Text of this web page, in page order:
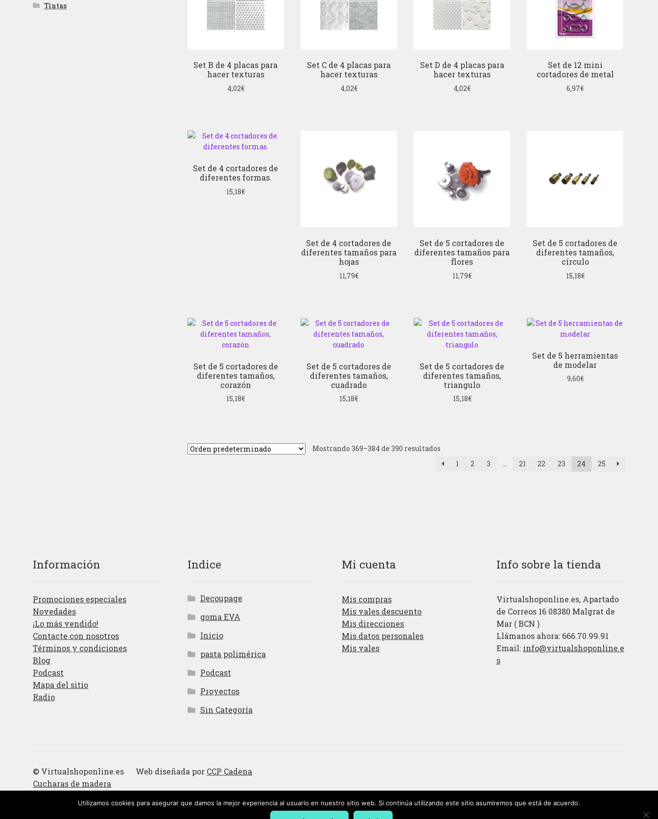
Set B de 4 placas para
hacer texturas
4,02€
Set C de 4 placas para
hacer texturas
4,02€
Set D de 4 placas para
hacer texturas
4,02€
Set de 12 mini
cortadores de metal
6,97€
Set de 4 cortadores de
diferentes formas.
15,18€
Set de 4 cortadores de
diferentes tamaños para
hojas
11,79€
Set de 5 cortadores de
diferentes tamaños para
flores
11,79€
Set de 5 cortadores de
diferentes tamaños,
círculo
15,18€
Set de 5 cortadores de
diferentes tamaños,
corazón
15,18€
Set de 5 cortadores de
diferentes tamaños,
cuadrado
15,18€
Set de 5 cortadores de
diferentes tamaños,
triangulo
15,18€
Set de 5 herramientas
de modelar
9,60€
Mostrando 369–384 de 390 resultados
1
2 3 … 21 22 23 24 25
Tintas
Información
Promociones especiales
Novedades
¡Lo más vendido!
Contacte con nosotros
Términos y condiciones
Blog
Podcast
Mapa del sitio
Radio
Indice
Decoupage
goma EVA
Inicio
pasta polimérica
Podcast
Proyectos
Sin Categoría
Mi cuenta
Mis compras
Mis vales descuento
Mis direcciones
Mis datos personales
Mis vales
Info sobre la tienda
Virtualshoponline.es, Apartado
de Correos 16 08380 Malgrat de
Mar ( BCN )
Llámanos ahora: 666.70.99.91
Email: info@virtualshoponline.e
s
© Virtualshoponline.es Web diseñada por CCP Cadena
Cucharas de madera
Utilizamos cookies para asegurar que damos la mejor experiencia al usuario en nuestro sitio web. Si continúa utilizando este sitio asumiremos que está de acuerdo.